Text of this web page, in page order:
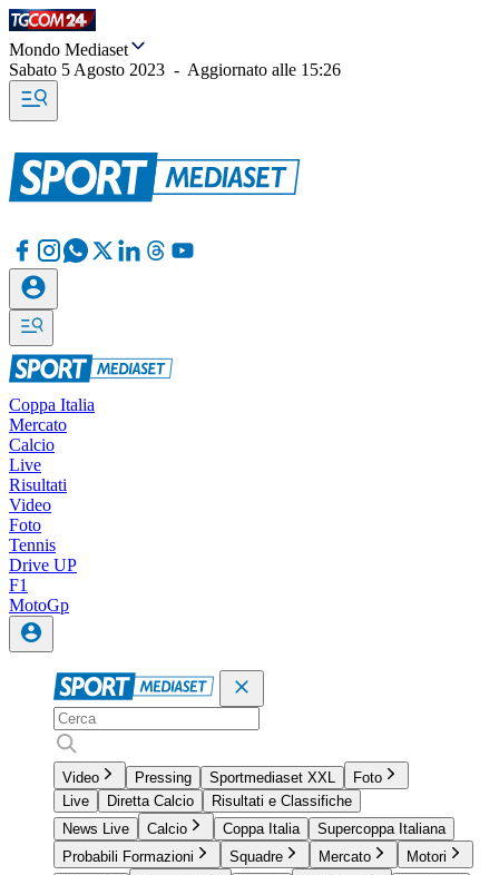
Mondo Mediaset
Sabato 5 Agosto 2023 - Aggiornato alle 15:26
Coppa Italia
Mercato
Calcio
Live
Risultati
Video
Foto
Tennis
Drive UP
F1
MotoGp
Video Pressing Sportmediaset XXL
Foto
Live
Diretta Calcio
Risultati e Classifiche
News Live
Calcio Coppa Italia
Supercoppa Italiana
Probabili Formazioni
Squadre Mercato
Motori